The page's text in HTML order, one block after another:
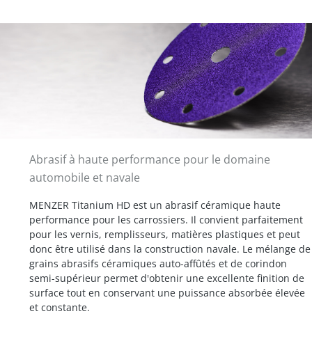
Abrasif à haute performance pour le domaine
automobile et navale
MENZER Titanium HD est un abrasif céramique haute
performance pour les carrossiers. Il convient parfaitement
pour les vernis, remplisseurs, matières plastiques et peut
donc être utilisé dans la construction navale. Le mélange de
grains abrasifs céramiques auto-affûtés et de corindon
semi-supérieur permet d'obtenir une excellente finition de
surface tout en conservant une puissance absorbée élevée
et constante.